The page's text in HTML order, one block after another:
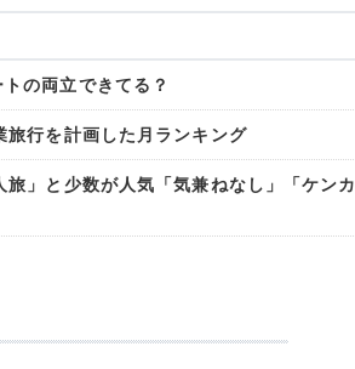
の両立できてる？
行を計画した月ランキング
」と少数が人気「気兼ねなし」「ケンカ